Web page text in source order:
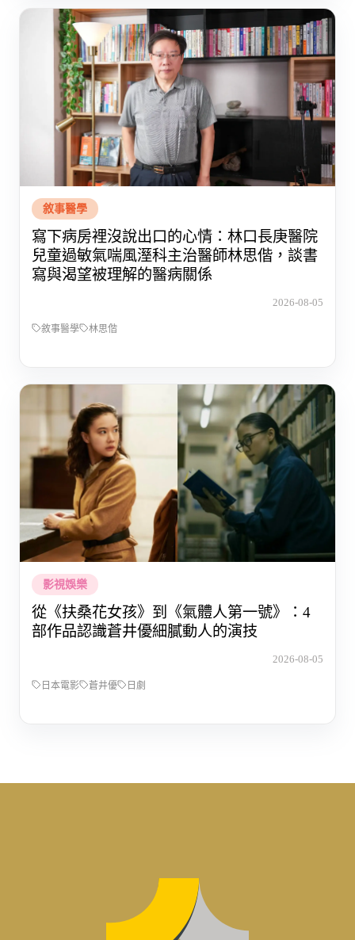
敘事醫學
寫下病房裡沒說出口的心情：林口長庚醫院
兒童過敏氣喘風溼科主治醫師林思偕，談書
寫與渴望被理解的醫病關係
2026-08-05
敘事醫學 林思偕
影視娛樂
從《扶桑花女孩》到《氣體人第一號》：4
部作品認識蒼井優細膩動人的演技
2026-08-05
日本電影 蒼井優 日劇